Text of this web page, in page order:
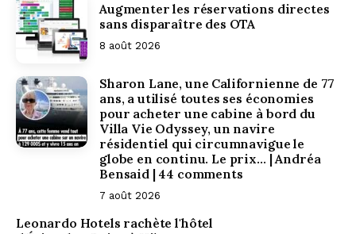
Augmenter les réservations directes
sans disparaître des OTA
8 août 2026
Sharon Lane, une Californienne de 77
ans, a utilisé toutes ses économies
pour acheter une cabine à bord du
Villa Vie Odyssey, un navire
résidentiel qui circumnavigue le
globe en continu. Le prix… | Andréa
Bensaid | 44 comments
7 août 2026
Leonardo Hotels rachète l'hôtel